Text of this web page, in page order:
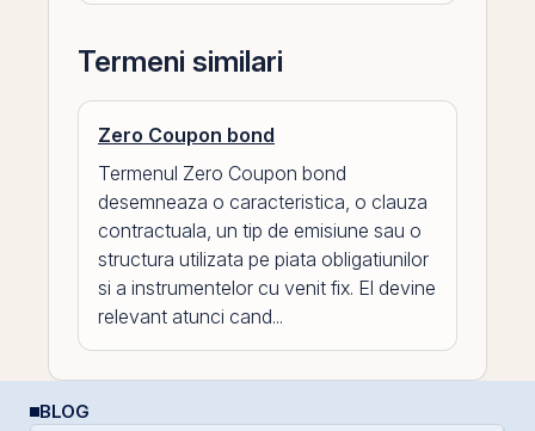
Termeni similari
Zero Coupon bond
Termenul Zero Coupon bond
desemneaza o caracteristica, o clauza
contractuala, un tip de emisiune sau o
structura utilizata pe piata obligatiunilor
si a instrumentelor cu venit fix. El devine
relevant atunci cand...
BLOG